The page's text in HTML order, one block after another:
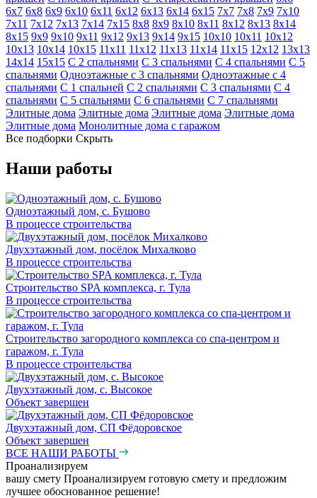
6х7 6х8 6х9 6х10 6х11 6х12 6х13 6х14 6х15 7х7 7х8 7х9 7х10
7х11 7х12 7х13 7х14 7х15 8х8 8х9 8х10 8х11 8х12 8х13 8х14
8х15 9х9 9х10 9х11 9х12 9х13 9х14 9х15 10х10 10х11 10х12
10х13 10х14 10х15 11х11 11х12 11х13 11х14 11х15 12х12 13х13
14х14 15х15 С 2 спальнями С 3 спальнями С 4 спальнями С 5
спальнями Одноэтажные с 3 спальнями Одноэтажные с 4
спальнями С 1 спальней С 2 спальнями С 3 спальнями С 4
спальнями С 5 спальнями С 6 спальнями С 7 спальнями
Элитные дома Элитные дома Элитные дома Элитные дома
Элитные дома Монолитные дома с гаражом
Все подборки Скрыть
Наши работы
Одноэтажный дом, с. Бушово
В процессе строительства
Двухэтажный дом, посёлок Михалково
В процессе строительства
Строительство SPA комплекса, г. Тула
В процессе строительства
Строительство загородного комплекса со спа-центром и
гаражом, г. Тула
В процессе строительства
Двухэтажный дом, с. Высокое
Объект завершен
Двухэтажный дом, СП Фёдоровское
Объект завершен
ВСЕ НАШИ РАБОТЫ
Проанализируем
вашу смету Проанализируем готовую смету и предложим
лучшее обоснованное решение!